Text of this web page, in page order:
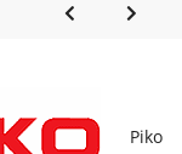
Piko